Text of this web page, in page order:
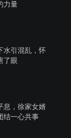
力量
水引混乱，怀
了眼
息，徐家女婿
结一心共事